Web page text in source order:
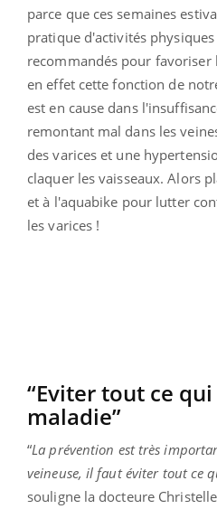
parce que ces semaines
pratique d'activités
recommandés pour favoriser
en effet cette fonction de
est en cause dans
remontant mal dans les
des varices et une
claquer les vaisseaux. Alors
et à l'aquabike pour lutter
les varices !
“Eviter tout ce
maladie”
“La prévention est très
veineuse, il faut éviter tout ce
souligne la docteure